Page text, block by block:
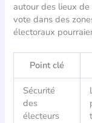
autour des lieux
vote dans des
électoraux
Point clé
Sécurité
des
électeurs